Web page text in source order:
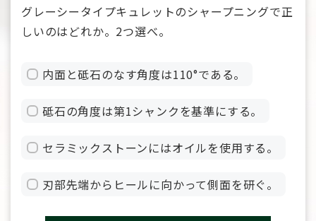
グレーシータイプキュレットのシャープニングで正
しいのはどれか。2つ選べ。
内面と砥石のなす角度は110°である。
砥石の角度は第1シャンクを基準にする。
セラミックストーンにはオイルを使用する。
刃部先端からヒールに向かって側面を研ぐ。